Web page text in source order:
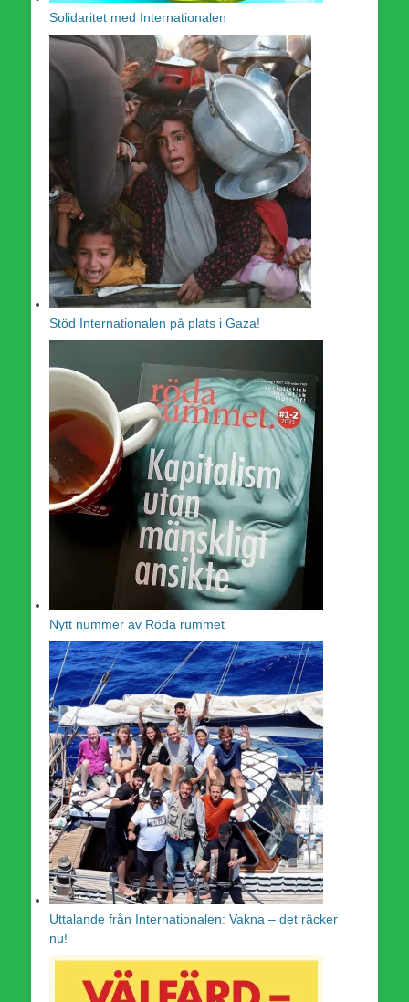
Solidaritet med Internationalen
Stöd Internationalen på plats i Gaza!
Nytt nummer av Röda rummet
Uttalande från Internationalen: Vakna – det räcker
nu!